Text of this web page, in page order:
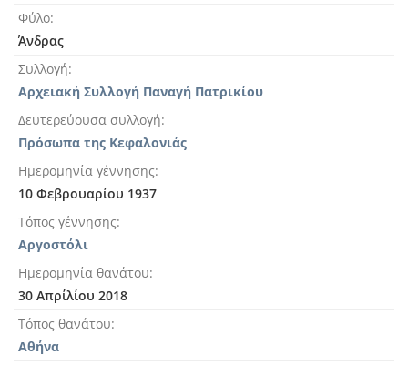
Φύλο
Άνδρας
Συλλογή
Αρχειακή Συλλογή Παναγή Πατρικίου
Δευτερεύουσα συλλογή
Πρόσωπα της Κεφαλονιάς
Ημερομηνία γέννησης
10 Φεβρουαρίου 1937
Τόπος γέννησης
Αργοστόλι
Ημερομηνία θανάτου
30 Απρίλίου 2018
Τόπος θανάτου
Αθήνα